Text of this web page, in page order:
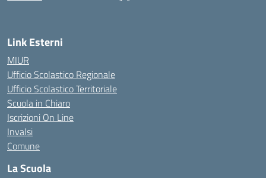
Link Esterni
MIUR
Ufficio Scolastico Regionale
Ufficio Scolastico Territoriale
Scuola in Chiaro
Iscrizioni On Line
Invalsi
Comune
La Scuola